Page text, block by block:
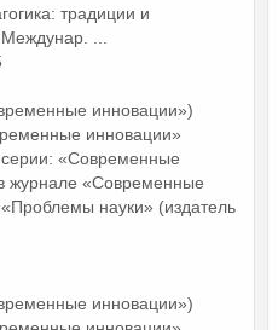
традиции и
...
инновации»)
инновации»
«Современные
журнале «Современные
науки» (издатель
инновации»)